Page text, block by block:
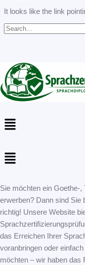
It looks like the link
Menu
Menu
Sie möchten ein Goethe-
erwerben? Dann sind Sie
richtig! Unsere Website
das Erreichen Ihrer
voranbringen oder
möchten – wir haben das